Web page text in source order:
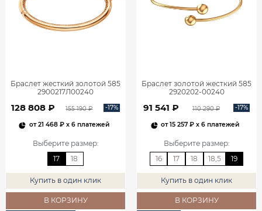
Браслет жесткий золотой 585
2900217Л00240
128 808 ₽ 155 190 ₽ -17%
от21 468 ₽x 6 платежей
Выберите размер:
17
18
Купить в один клик
В КОРЗИНУ
Браслет золотой жесткий 585
2920202-00240
91 541 ₽ 110 290 ₽ -17%
от15 257 ₽ x 6 платежей
Выберите размер:
16
17 18 18,5 19
Купить в один клик
В КОРЗИНУ